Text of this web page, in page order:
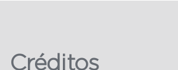
Créditos